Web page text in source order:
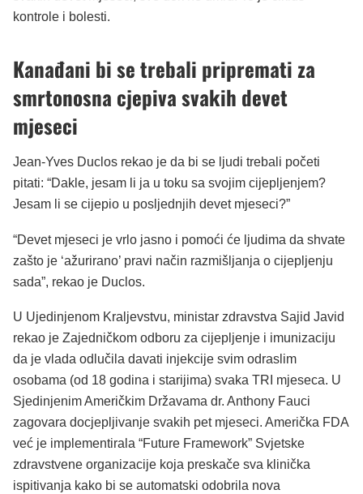
kontrole i bolesti.
Kanađani bi se trebali pripremati za
smrtonosna cjepiva svakih devet
mjeseci
Jean-Yves Duclos rekao je da bi se ljudi trebali početi
pitati: “Dakle, jesam li ja u toku sa svojim cijepljenjem?
Jesam li se cijepio u posljednjih devet mjeseci?”
“Devet mjeseci je vrlo jasno i pomoći će ljudima da shvate
zašto je ‘ažurirano’ pravi način razmišljanja o cijepljenju
sada”, rekao je Duclos.
U Ujedinjenom Kraljevstvu, ministar zdravstva Sajid Javid
rekao je Zajedničkom odboru za cijepljenje i imunizaciju
da je vlada odlučila davati injekcije svim odraslim
osobama (od 18 godina i starijima) svaka TRI mjeseca. U
Sjedinjenim Američkim Državama dr. Anthony Fauci
zagovara docjepljivanje svakih pet mjeseci. Američka FDA
već je implementirala “Future Framework” Svjetske
zdravstvene organizacije koja preskače sva klinička
ispitivanja kako bi se automatski odobrila nova